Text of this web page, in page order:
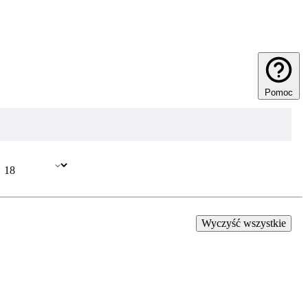
Pomoc
Wyczyść wszystkie